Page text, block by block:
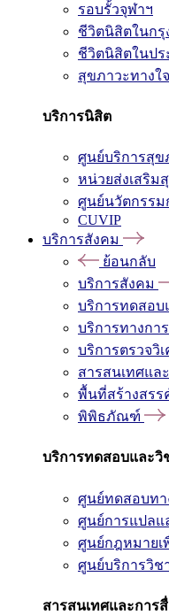
รอบรั้วจุฬาฯ
ชีวิตนิสิตในกรุ
ชีวิตนิสิตในปร
สุขภาวะทางใ
บริการนิสิต
ศูนย์บริการสุข
หน่วยส่งเสริม
ศูนย์นวัตกรรม
CUVIP
บริการสังคม
ย้อนกลับ
บริการสังคม
บริการทดสอบ
บริการทางกา
บริการตรวจวิ
สารสนเทศแล
พื้นที่สร้างสรร
พิพิธภัณฑ์
บริการทดสอบและวิ
ศูนย์ทดสอบทา
ศูนย์การแปลแ
ศูนย์กฎหมาย
ศูนย์บริการวิช
สารสนเทศและการ